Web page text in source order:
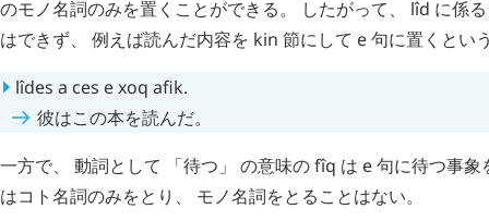
のモノ名詞のみを置くことができる。 したがって、 lîd に係
はできず、 例えば読んだ内容を kin 節にして e句に置くとい
lîdes a ces exoq afik.
彼はこの本を読んだ。
一方で、 動詞として 「待つ」 の意味のfîq は e句に待つ事
はコト名詞のみをとり、 モノ名詞をとることはない。